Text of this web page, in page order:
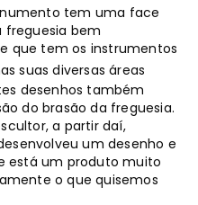
tem uma face
freguesia bem
que tem os instrumentos
suas diversas áreas
desenhos também
do brasão da freguesia.
a partir daí,
um desenho e
está um produto muito
o que quisemos